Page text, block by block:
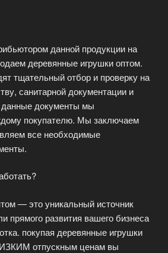
данной продукции на
деревянные игрушки оптом.
тщательный отбор и проверку на
санитарной документации и
документы мы
покупателю. Мы заключаем
все необходимые
— это уникальный источник
прямого развития вашего бизнеса
покупая деревянные игрушки
отпускным ценам вы